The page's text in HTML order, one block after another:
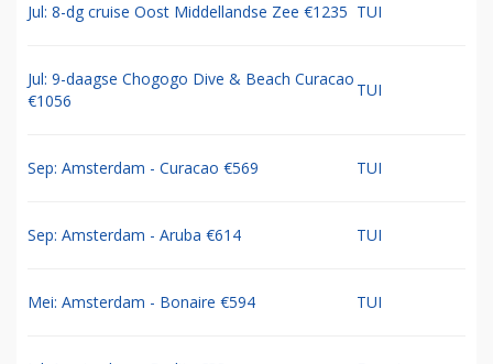
Jul: 8-dg cruise Oost Middellandse Zee €1235 TUI
Jul: 9-daagse Chogogo Dive & Beach Curacao
€1056
TUI
Sep: Amsterdam - Curacao €569 TUI
Sep: Amsterdam - Aruba €614 TUI
Mei: Amsterdam - Bonaire €594 TUI